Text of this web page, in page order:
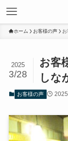
ホーム お客様の声
お客
しな
2025
3/28
お客様の声